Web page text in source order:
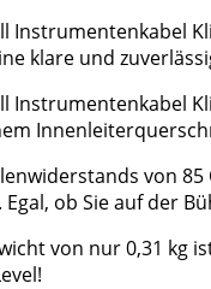
Instrumentenkabel
klare und
Instrumentenkabel
von
ob Sie auf der
von nur 0,31 kg